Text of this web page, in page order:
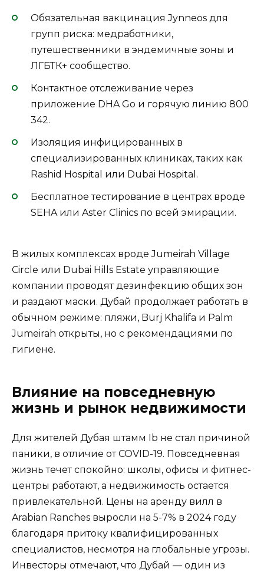
Обязательная вакцинация Jynneos для
групп риска: медработники,
путешественники в эндемичные зоны и
ЛГБТК+ сообщество.
Контактное отслеживание через
приложение DHA Go и горячую линию 800
342.
Изоляция инфицированных в
специализированных клиниках, таких как
Rashid Hospital или Dubai Hospital.
Бесплатное тестирование в центрах вроде
SEHA или Aster Clinics по всей эмирации.
В жилых комплексах вроде Jumeirah Village
Circle или Dubai Hills Estate управляющие
компании проводят дезинфекцию общих зон
и раздают маски. Дубай продолжает работать в
обычном режиме: пляжи, Burj Khalifa и Palm
Jumeirah открыты, но с рекомендациями по
гигиене.
Влияние на повседневную
жизнь и рынок недвижимости
Для жителей Дубая штамм Ib не стал причиной
паники, в отличие от COVID-19. Повседневная
жизнь течет спокойно: школы, офисы и фитнес-
центры работают, а недвижимость остается
привлекательной. Цены на аренду вилл в
Arabian Ranches выросли на 5-7% в 2024 году
благодаря притоку квалифицированных
специалистов, несмотря на глобальные угрозы.
Инвесторы отмечают, что Дубай — один из